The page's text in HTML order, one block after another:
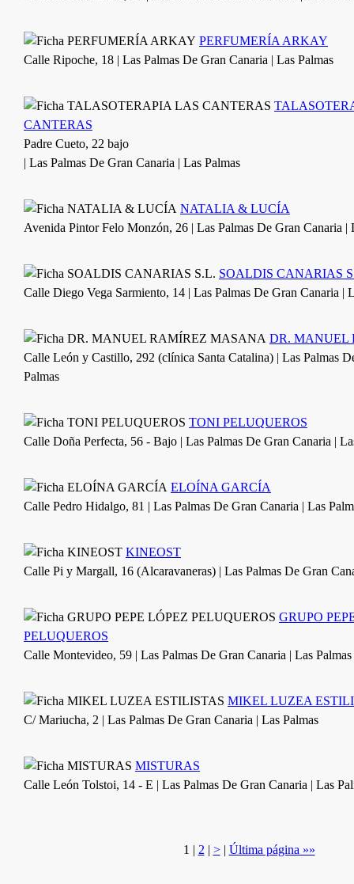
PERFUMERÍA ARKAY
Calle Ripoche, 18 | Las Palmas De Gran Canaria | Las Palmas
CANTERAS
Padre Cueto, 22 bajo
| Las Palmas De Gran Canaria | Las Palmas
NATALIA & LUCÍA
Avenida Pintor Felo Monzón, 26 | Las Palmas De Gran Canaria |
SOALDIS CANARIAS
Calle Diego Vega Sarmiento, 14 | Las Palmas De Gran Canaria |
DR. MANUEL
Calle León y Castillo, 292 (clínica Santa Catalina) | Las Palmas
Palmas
TONI PELUQUEROS
Calle Doña Perfecta, 56 - Bajo | Las Palmas De Gran Canaria |
ELOÍNA GARCÍA
Calle Pedro Hidalgo, 81 | Las Palmas De Gran Canaria | Las
KINEOST
Calle Pi y Margall, 16 (Alcaravaneras) | Las Palmas De Gran
GRUPO
PELUQUEROS
Calle Montevideo, 59 | Las Palmas De Gran Canaria | Las Palmas
MIKEL LUZEA
C/ Mariucha, 2 | Las Palmas De Gran Canaria | Las Palmas
MISTURAS
Calle León Tolstoi, 14 - E | Las Palmas De Gran Canaria | Las
1 | 2 | >| Última página »»